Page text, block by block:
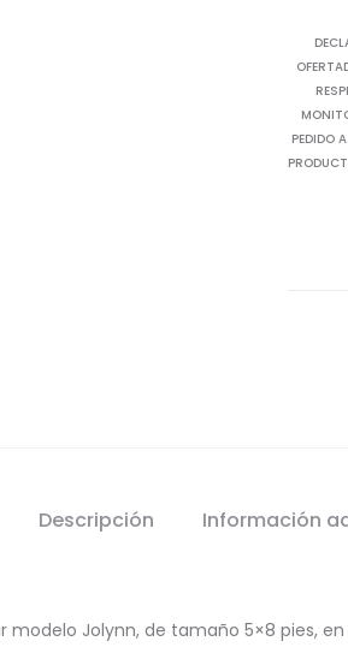
PEDIDO
Descripción Información
Jolynn, de tamaño 5×8 pies,